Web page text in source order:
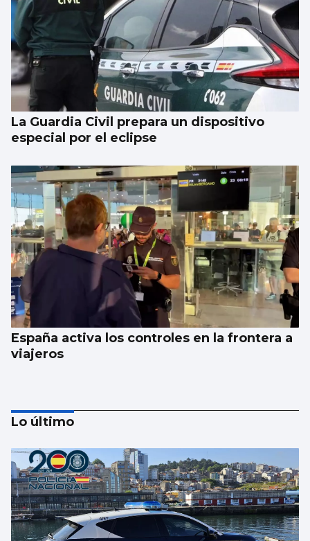
La Guardia Civil prepara un dispositivo
especial por el eclipse
España activa los controles en la frontera a
viajeros
Lo último